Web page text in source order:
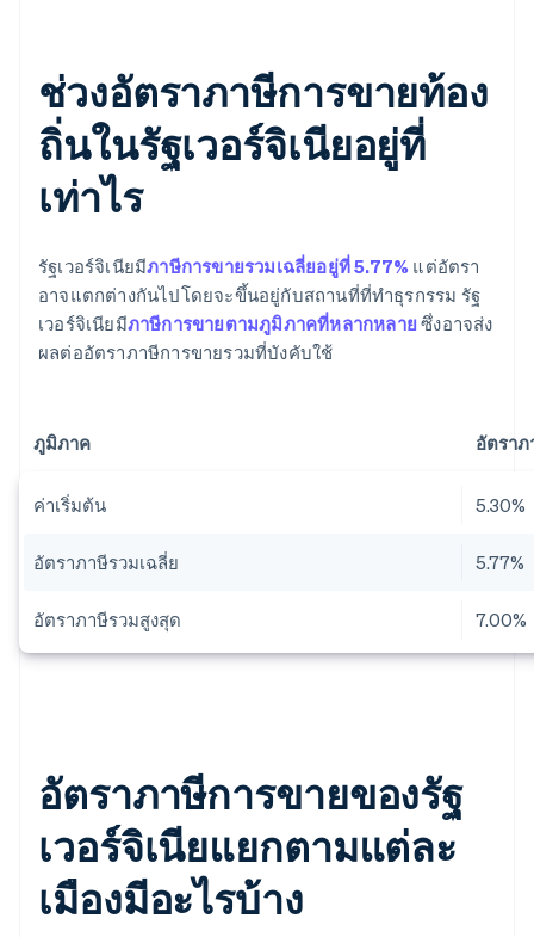
ช่วงอัตราภาษีการขายท้อง
ถิ่นในรัฐเวอร์จิเนียอยู่ที่
เท่าไร
รัฐเวอร์จิเนียมีภาษีการขายรวมเฉลี่ยอยู่ที่ 5.77% แต่อัตรา
อาจแตกต่างกันไปโดยจะขึ้นอยู่กับสถานที่ที่ทำธุรกรรม รัฐ
เวอร์จิเนียมีภาษีการขายตามภูมิภาคที่หลากหลาย ซึ่งอาจส่ง
ผลต่ออัตราภาษีการขายรวมที่บังคับใช้
ภูมิภาค อัตรา
ค่าเริ่มต้น 5.30%
อัตราภาษีรวมเฉลี่ย 5.77%
อัตราภาษีรวมสูงสุด 7.00%
อัตราภาษีการขายของรัฐ
เวอร์จิเนียแยกตามแต่ละ
เมืองมีอะไรบ้าง